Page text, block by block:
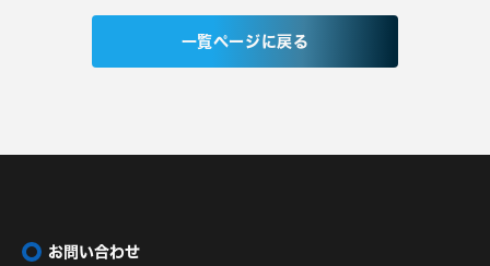
一覧ページに戻る
お問い合わせ